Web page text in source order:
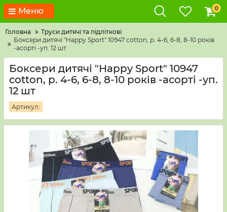
Меню 0
Головна
Труси дитячі та підліткові
Боксери дитячі "Happy Sport" 10947 cotton, р. 4-6, 6-8, 8-10 років
-асорті -уп. 12 шт
Боксери дитячі "Happy Sport" 10947
cotton, р. 4-6, 6-8, 8-10 років -асорті -уп.
12 шт
Артикул: